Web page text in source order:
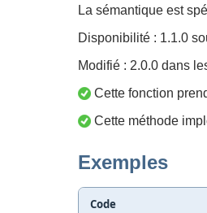
La sémantique est
Disponibilité : 1.1.0
Modifié : 2.0.0 dans
Cette fonction
Cette méthode
Exemples
Code